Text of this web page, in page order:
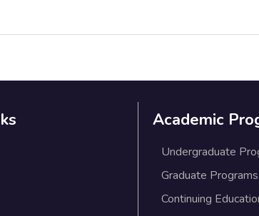
Academic
Undergraduate
Graduate Programs
Continuing